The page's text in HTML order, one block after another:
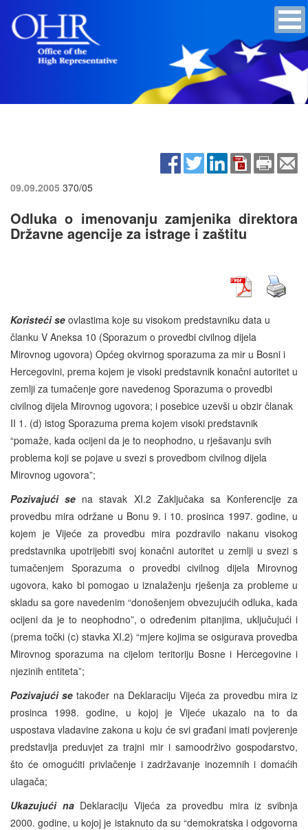
09.09.2005 370/05
Odluka o imenovanju zamjenika direktora
Državne agencije za istrage i zaštitu
Koristeći se ovlastima koje su visokom predstavniku data u
članku V Aneksa 10 (Sporazum o provedbi civilnog dijela
Mirovnog ugovora) Općeg okvirnog sporazuma za mir u Bosni i
Hercegovini, prema kojem je visoki predstavnik konačni autoritet u
zemlji za tumačenje gore navedenog Sporazuma o provedbi
civilnog dijela Mirovnog ugovora; i posebice uzevši u obzir članak
II 1. (d) istog Sporazuma prema kojem visoki predstavnik
“pomaže, kada ocijeni da je to neophodno, u rješavanju svih
problema koji se pojave u svezi s provedbom civilnog dijela
Mirovnog ugovora”;
Pozivajući se na stavak XI.2 Zaključaka sa Konferencije za
provedbu mira održane u Bonu 9. i 10. prosinca 1997. godine, u
kojem je Vijeće za provedbu mira pozdravilo nakanu visokog
predstavnika upotrijebiti svoj konačni autoritet u zemlji u svezi s
tumačenjem Sporazuma o provedbi civilnog dijela Mirovnog
ugovora, kako bi pomogao u iznalaženju rješenja za probleme u
skladu sa gore navedenim “donošenjem obvezujućih odluka, kada
ocijeni da je to neophodno”, o određenim pitanjima, uključujući i
(prema točki (c) stavka XI.2) “mjere kojima se osigurava provedba
Mirovnog sporazuma na cijelom teritoriju Bosne i Hercegovine i
njezinih entiteta”;
Pozivajući se također na Deklaraciju Vijeća za provedbu mira iz
prosinca 1998. godine, u kojoj je Vijeće ukazalo na to da
uspostava vladavine zakona u koju će svi građani imati povjerenje
predstavlja preduvjet za trajni mir i samoodrživo gospodarstvo,
što će omogućiti privlačenje i zadržavanje inozemnih i domaćih
ulagača;
Ukazujući na Deklaraciju Vijeća za provedbu mira iz svibnja
2000. godine, u kojoj je istaknuto da su “demokratska i odgovorna